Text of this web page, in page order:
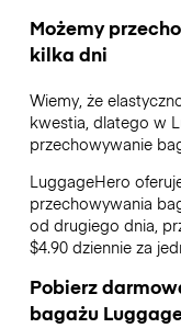
Możemy
kilka dni
Wiemy, że
kwestia, dlatego w
przechowywanie
LuggageHero
przechowywania
od drugiego dnia,
$4.90 dziennie za
Pobierz
bagażu